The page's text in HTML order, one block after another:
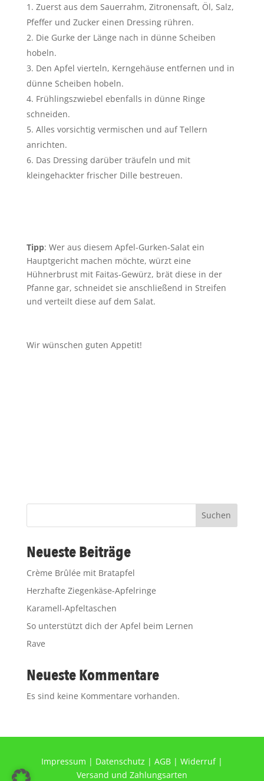
Zuerst aus dem Sauerrahm, Zitronensaft, Öl, Salz,
Pfeffer und Zucker einen Dressing rühren.
Die Gurke der Länge nach in dünne Scheiben
hobeln.
Den Apfel vierteln, Kerngehäuse entfernen und in
dünne Scheiben hobeln.
Frühlingszwiebel ebenfalls in dünne Ringe
schneiden.
Alles vorsichtig vermischen und auf Tellern
anrichten.
Das Dressing darüber träufeln und mit
kleingehackter frischer Dille bestreuen.
Tipp: Wer aus diesem Apfel-Gurken-Salat ein
Hauptgericht machen möchte, würzt eine
Hühnerbrust mit Faitas-Gewürz, brät diese in der
Pfanne gar, schneidet sie anschließend in Streifen
und verteilt diese auf dem Salat.
Wir wünschen guten Appetit!
Suchen
Neueste Beiträge
Crème Brûlée mit Bratapfel
Herzhafte Ziegenkäse-Apfelringe
Karamell-Apfeltaschen
So unterstützt dich der Apfel beim Lernen
Rave
Neueste Kommentare
Es sind keine Kommentare vorhanden.
Impressum | Datenschutz | AGB| Widerruf|
Versand und Zahlungsarten